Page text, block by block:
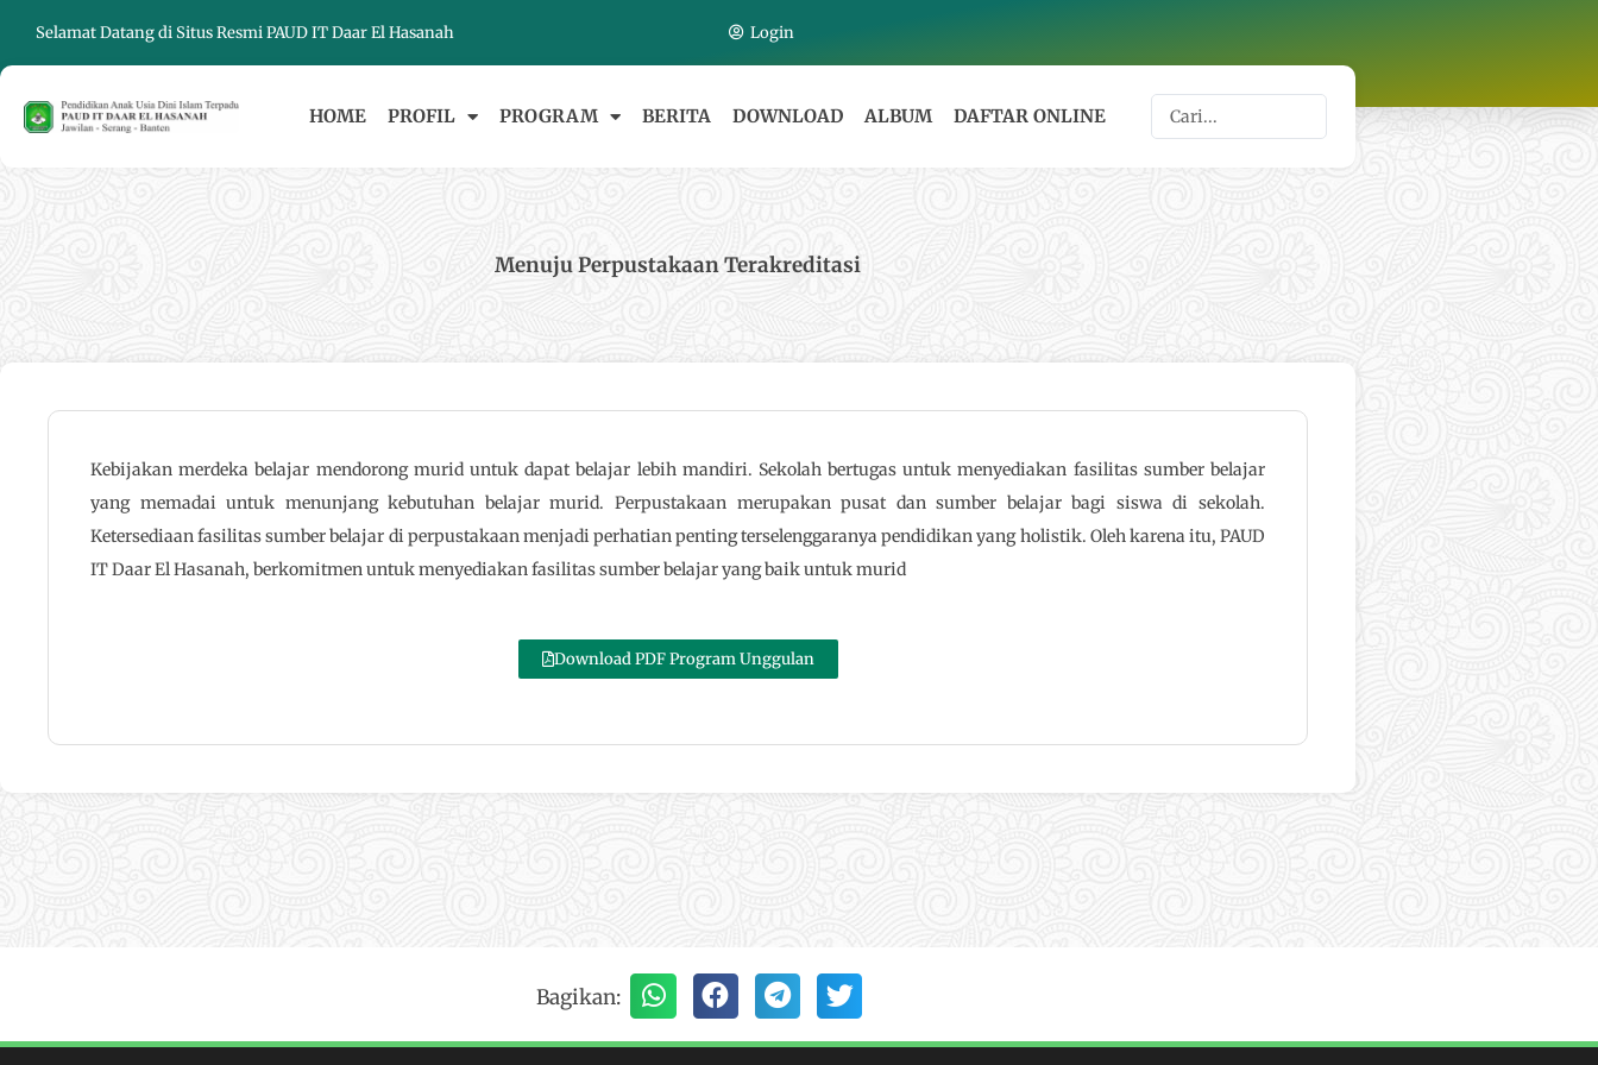
content
Selamat Datang di Situs Resmi PAUD IT Daar El Hasanah Login
HOME PROFIL PROGRAM BERITA DOWNLOAD ALBUM DAFTAR ONLINE
Search
...
Menuju Perpustakaan Terakreditasi
Kebijakan merdeka belajar mendorong murid untuk dapat belajar lebih mandiri. Sekolah bertugas untuk menyediakan fasilitas sumber belajar
yang memadai untuk menunjang kebutuhan belajar murid. Perpustakaan merupakan pusat dan sumber belajar bagi siswa di sekolah.
Ketersediaan fasilitas sumber belajar di perpustakaan menjadi perhatian penting terselenggaranya pendidikan yang holistik. Oleh karena itu, PAUD
IT Daar El Hasanah, berkomitmen untuk menyediakan fasilitas sumber belajar yang baik untuk murid
Download PDF Program Unggulan
Bagikan: